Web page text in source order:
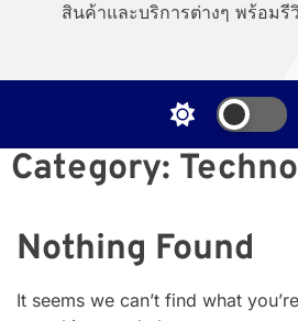
สินค้าและบริการต่างๆ พร้อมรี
Category:
Nothing Found
It seems we can’t find what